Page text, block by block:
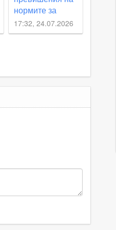
нормите за
качество на
въздуха след
17:32, 24.07.2026